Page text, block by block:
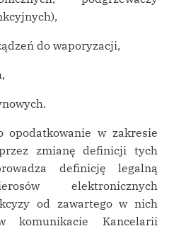
do waporyzacji,
opodatkowanie w zakresie
zmianę definicji tych
definicję legalną
elektronicznych
od zawartego w nich
komunikacie Kancelarii